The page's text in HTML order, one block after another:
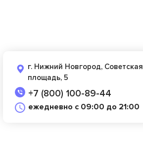
г. Нижний Новгород, Советская
площадь, 5
+7 (800) 100-89-44
ежедневно с 09:00 до 21:00